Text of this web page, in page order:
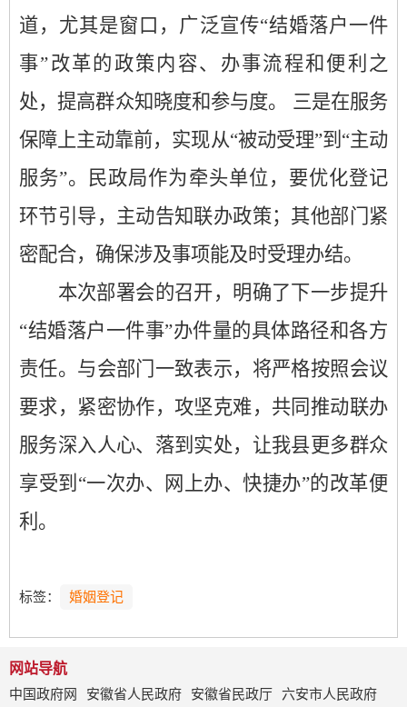
道，尤其是窗口，广泛宣传“结婚落户一件
事”改革的政策内容、办事流程和便利之
处，提高群众知晓度和参与度。
三是在服务
保障上主动靠前，实现从“被动受理”到“主动
服务”。民政局作为牵头单位，要优化登记
环节引导，主动告知联办政策；其他部门紧
密配合，确保涉及事项能及时受理办结。
本次部署会的召开，明确了下一步提升
“结婚落户一件事”办件量的具体路径和各方
责任。与会部门一致表示，将严格按照会议
要求，紧密协作，攻坚克难，共同推动联办
服务深入人心、落到实处，让我县更多群众
享受到 “一次办、网上办、快捷办”的改革便
利。
标签： 婚姻登记
网站导航
中国政府网
安徽省人民政府 安徽省民政厅 六安市人民政府